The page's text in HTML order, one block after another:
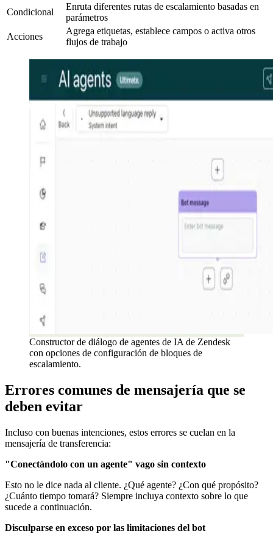
Condicional
Enruta diferentes rutas de escalamiento basadas en
parámetros
Acciones
Agrega etiquetas, establece campos o activa otros
flujos de trabajo
Constructor de diálogo de agentes de IA de Zendesk
con opciones de configuración de bloques de
escalamiento.
Errores comunes de mensajería que se
deben evitar
Incluso con buenas intenciones, estos errores se cuelan en la
mensajería de transferencia:
"Conectándolo con un agente" vago sin contexto
Esto no le dice nada al cliente. ¿Qué agente? ¿Con qué propósito?
¿Cuánto tiempo tomará? Siempre incluya contexto sobre lo que
sucede a continuación.
Disculparse en exceso por las limitaciones del bot